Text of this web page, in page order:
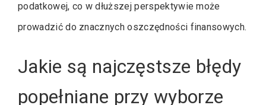
podatkowej, co w dłuższej perspektywie może
prowadzić do znacznych oszczędności finansowych.
Jakie są najczęstsze błędy
popełniane przy wyborze